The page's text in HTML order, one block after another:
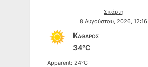
Σπάρτη
8 Αυγούστου, 2026, 12:16
Καθαρός
34°C
Apparent: 24°C